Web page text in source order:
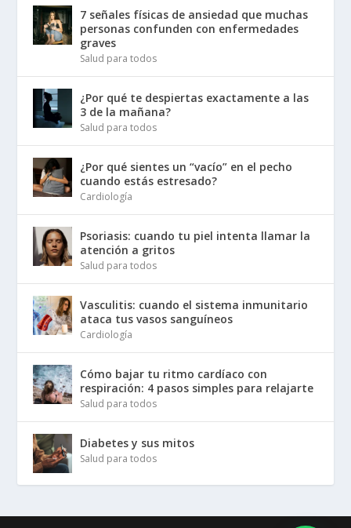
7 señales físicas de ansiedad que muchas
personas confunden con enfermedades
graves
Salud para todos
¿Por qué te despiertas exactamente a las
3 de la mañana?
Salud para todos
¿Por qué sientes un “vacío” en el pecho
cuando estás estresado?
Cardiología
Psoriasis: cuando tu piel intenta llamar la
atención a gritos
Salud para todos
Vasculitis: cuando el sistema inmunitario
ataca tus vasos sanguíneos
Cardiología
Cómo bajar tu ritmo cardíaco con
respiración: 4 pasos simples para relajarte
Salud para todos
Diabetes y sus mitos
Salud para todos